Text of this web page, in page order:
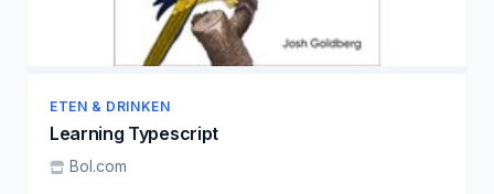
ETEN & DRINKEN
Learning Typescript
Bol.com